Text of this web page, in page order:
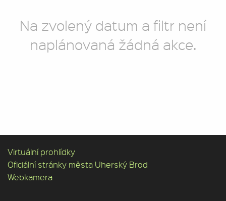
Na zvolený datum a filtr není
naplánovaná žádná akce.
Virtuální prohlídky
Oficiální stránky města Uherský Brod
Webkamera